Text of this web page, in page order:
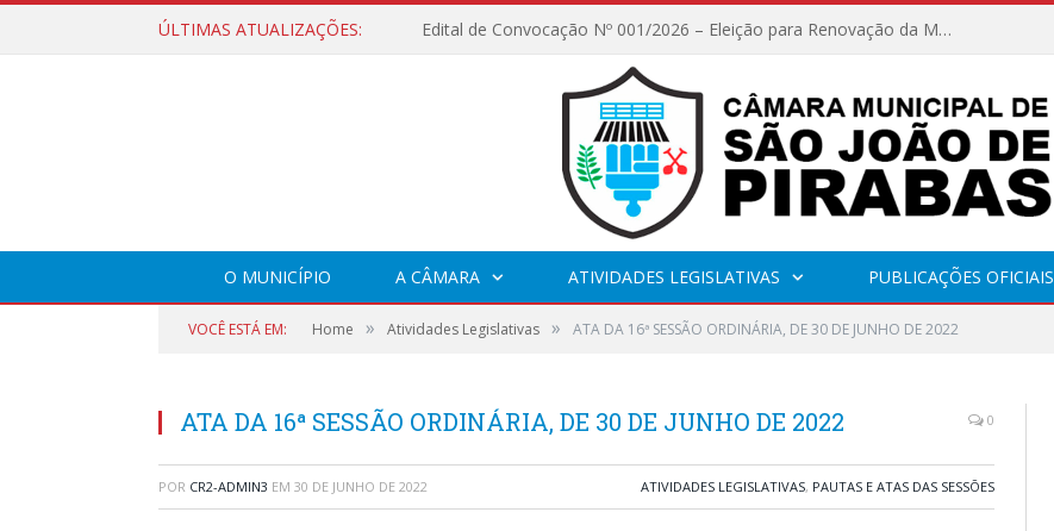
ÚLTIMAS ATUALIZAÇÕES: Edital de Convocação Nº 001/2026 – Eleição para Renovação da Mesa Diretora – Biênio 2027/2028
O MUNICÍPIO A CÂMARA ATIVIDADES LEGISLATIVAS PUBLICAÇÕES OFICIAIS
VOCÊ ESTÁ EM: Home » Atividades Legislativas » ATA DA 16ª SESSÃO ORDINÁRIA, DE 30 DE JUNHO DE 2022
ATA DA 16ª SESSÃO ORDINÁRIA, DE 30 DE JUNHO DE 2022 0
POR CR2-ADMIN3 EM 30 DE JUNHO DE 2022 ATIVIDADES LEGISLATIVAS, PAUTAS E ATAS DAS SESSÕES